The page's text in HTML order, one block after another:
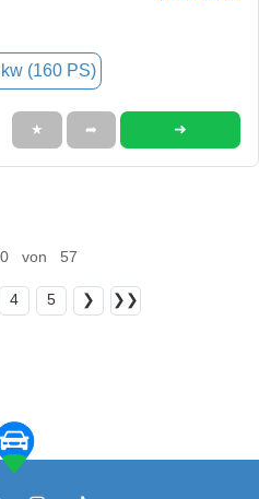
(160 PS)
★ ➦ ➜
von 57
4 5 ❯ ❯❯